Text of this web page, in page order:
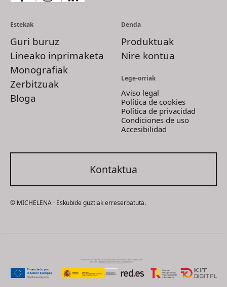
Estekak
Guri buruz
Lineako inprimaketa
Monografiak
Zerbitzuak
Bloga
Denda
Produktuak
Nire kontua
Lege-orriak
Aviso legal
Política de cookies
Política de privacidad
Condiciones de uso
Accesibilidad
Kontaktua
© MICHELENA · Eskubide guztiak erreserbatuta.